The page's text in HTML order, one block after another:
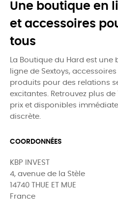
Une boutique en
et accessoires
tous
La Boutique du Hard est une
ligne de Sextoys, accessoires
produits pour des relations
excitantes. Retrouvez plus
prix et disponibles
discrète.
COORDONNÉES
KBP INVEST
4, avenue de la Stèle
14740 THUE ET MUE
France